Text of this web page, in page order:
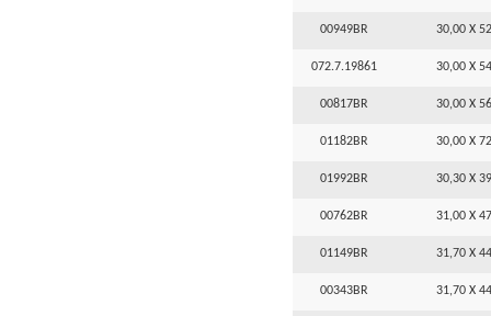
00949BR 30,00 X
072.7.19861 30,00 X
00817BR 30,00 X
01182BR 30,00 X
01992BR 30,30 X
00762BR 31,00 X
01149BR 31,70 X
00343BR 31,70 X